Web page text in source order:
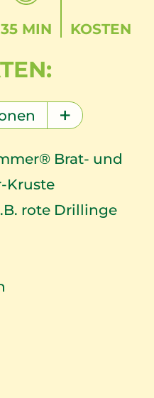
35 MIN KOSTEN
+
Brat- und
Kruste
rote Drillinge